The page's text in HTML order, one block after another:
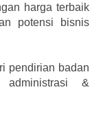
harga terbaik
potensi bisnis
pendirian badan
&